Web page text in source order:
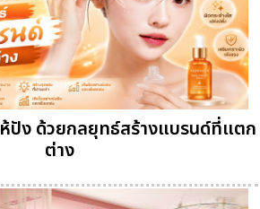
ปัง ด้วยกลยุทธ์สร้างแบรนด์ที่แตก
ต่าง